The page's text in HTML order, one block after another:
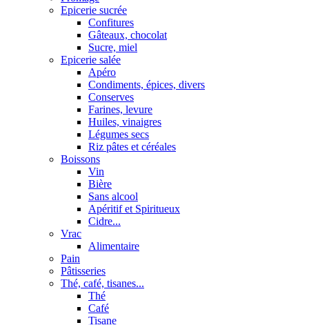
Epicerie sucrée
Confitures
Gâteaux, chocolat
Sucre, miel
Epicerie salée
Apéro
Condiments, épices, divers
Conserves
Farines, levure
Huiles, vinaigres
Légumes secs
Riz pâtes et céréales
Boissons
Vin
Bière
Sans alcool
Apéritif et Spiritueux
Cidre...
Vrac
Alimentaire
Pain
Pâtisseries
Thé, café, tisanes...
Thé
Café
Tisane